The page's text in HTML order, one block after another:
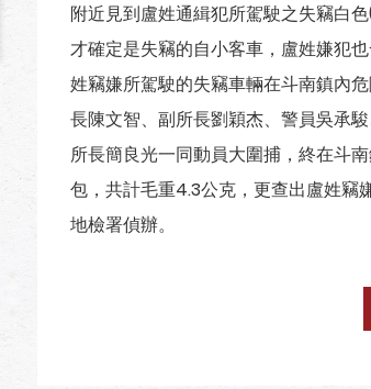
附近見到盧姓通緝犯所駕駛之失竊白
才確定是失竊的自小客車，盧姓嫌犯
姓竊嫌所駕駛的失竊車輛在斗南鎮內
長陳文智、副所長劉穎杰、警員吳承
所長簡良光一同動員大圍捕，終在斗
包，共計毛重4.3公克，更查出盧姓竊
地檢署偵辦。